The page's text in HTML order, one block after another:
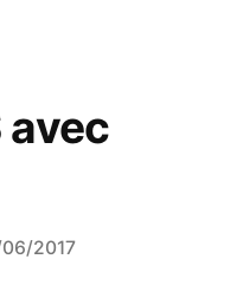
avec
2017